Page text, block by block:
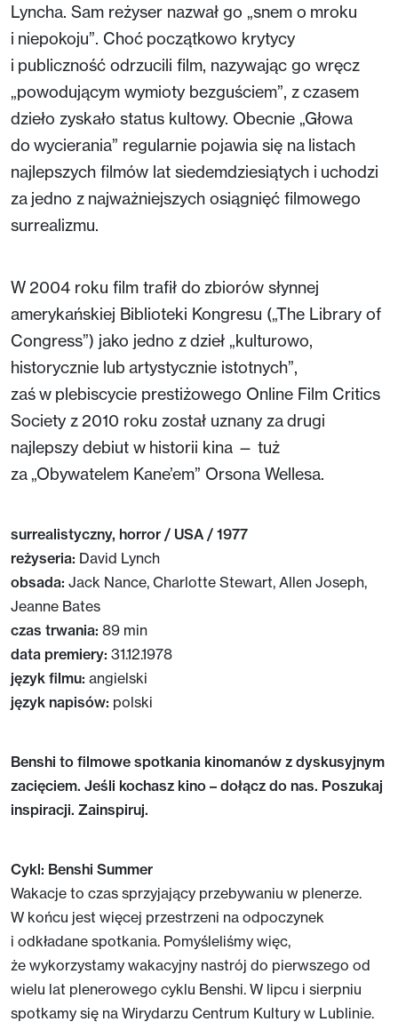
Lyncha. Sam reżyser nazwał go „snem o mroku
i niepokoju”. Choć początkowo krytycy
i publiczność odrzucili film, nazywając go wręcz
„powodującym wymioty bezguściem”, z czasem
dzieło zyskało status kultowy. Obecnie „Głowa
do wycierania” regularnie pojawia się na listach
najlepszych filmów lat siedemdziesiątych i uchodzi
za jedno z najważniejszych osiągnięć filmowego
surrealizmu.
W 2004 roku film trafił do zbiorów słynnej
amerykańskiej Biblioteki Kongresu („The Library of
Congress”) jako jedno z dzieł „kulturowo,
historycznie lub artystycznie istotnych”,
zaś w plebiscycie prestiżowego Online Film Critics
Society z 2010 roku został uznany za drugi
najlepszy debiut w historii kina — tuż
za „Obywatelem Kane’em” Orsona Wellesa.
surrealistyczny, horror / USA / 1977
reżyseria: David Lynch
obsada: Jack Nance, Charlotte Stewart, Allen Joseph,
Jeanne Bates
czas trwania: 89 min
data premiery: 31.12.1978
język filmu: angielski
język napisów: polski
Benshi to filmowe spotkania kinomanów z dyskusyjnym
zacięciem. Jeśli kochasz kino – dołącz do nas. Poszukaj
inspiracji. Zainspiruj.
Cykl: Benshi Summer
Wakacje to czas sprzyjający przebywaniu w plenerze.
W końcu jest więcej przestrzeni na odpoczynek
i odkładane spotkania. Pomyśleliśmy więc,
że wykorzystamy wakacyjny nastrój do pierwszego od
wielu lat plenerowego cyklu Benshi. W lipcu i sierpniu
spotkamy się na Wirydarzu Centrum Kultury w Lublinie.